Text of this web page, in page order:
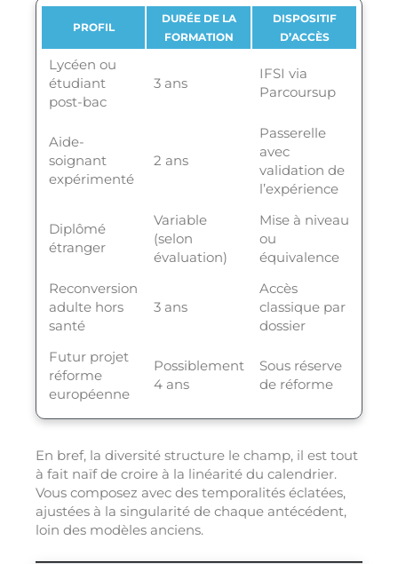
PROFIL
DURÉE DE LA
FORMATION
DISPOSITIF
D’ACCÈS
Lycéen ou
étudiant
post-bac
3 ans
IFSI via
Parcoursup
Aide-
soignant
expérimenté
2 ans
Passerelle
avec
validation de
l’expérience
Diplômé
étranger
Variable
(selon
évaluation)
Mise à niveau
ou
équivalence
Reconversion
adulte hors
santé
3 ans
Accès
classique par
dossier
Futur projet
réforme
européenne
Possiblement
4 ans
Sous réserve
de réforme
En bref, la diversité structure le champ, il est tout
à fait naïf de croire à la linéarité du calendrier.
Vous composez avec des temporalités éclatées,
ajustées à la singularité de chaque antécédent,
loin des modèles anciens.